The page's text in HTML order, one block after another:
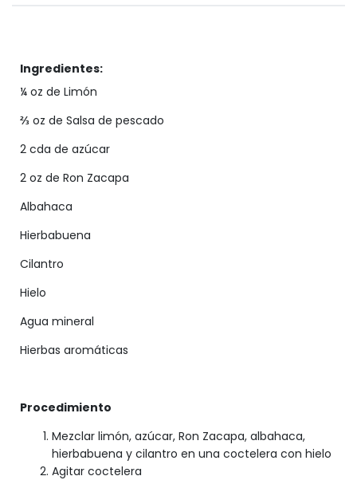
Ingredientes:
¼ oz de Limón
⅔ oz de Salsa de pescado
2 cda de azúcar
2 oz de Ron Zacapa
Albahaca
Hierbabuena
Cilantro
Hielo
Agua mineral
Hierbas aromáticas
Procedimiento
Mezclar limón, azúcar, Ron Zacapa, albahaca,
hierbabuena y cilantro en una coctelera con hielo
Agitar coctelera